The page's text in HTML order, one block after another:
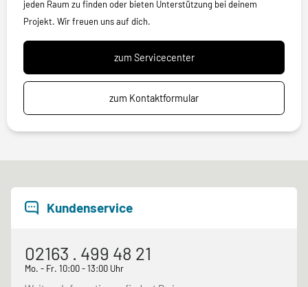
jeden Raum zu finden oder bieten Unterstützung bei deinem
Projekt. Wir freuen uns auf dich.
zum Servicecenter
zum Kontaktformular
Kundenservice
02163 . 499 48 21
Mo. - Fr. 10:00 - 13:00 Uhr